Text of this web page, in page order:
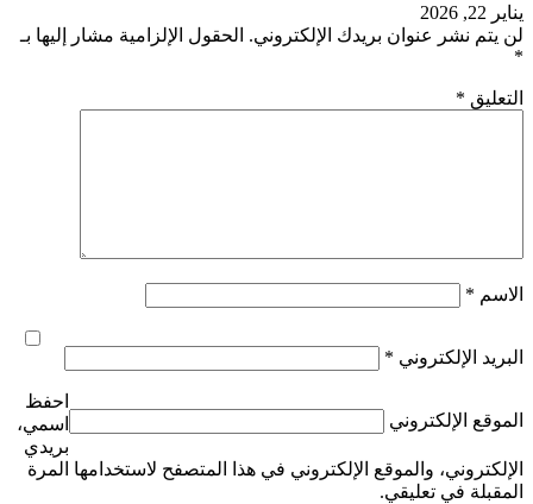
يناير 22, 2026
لن يتم نشر عنوان بريدك الإلكتروني. الحقول الإلزامية مشار إليها بـ
*
التعليق *
الاسم *
البريد الإلكتروني *
الموقع الإلكتروني
احفظ
اسمي،
بريدي
الإلكتروني، والموقع الإلكتروني في هذا المتصفح لاستخدامها المرة
المقبلة في تعليقي.